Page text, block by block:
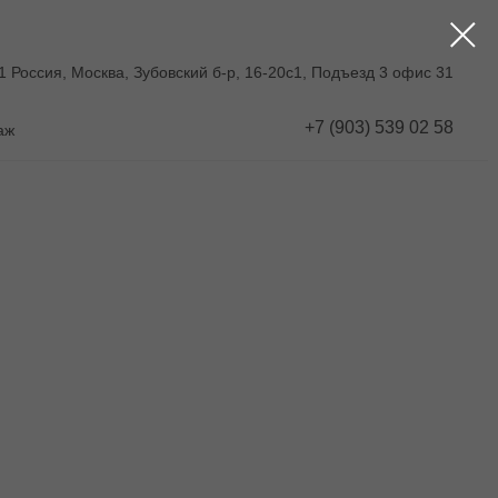
Россия, Москва, Зубовский б-р, 16-20с1, Подъезд 3 офис 31
+7 (903) 539 02 58